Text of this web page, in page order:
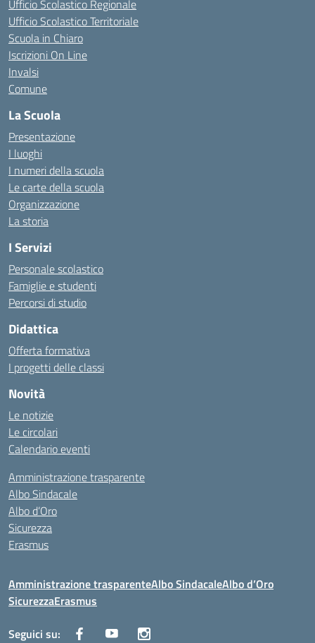
Ufficio Scolastico Regionale
Ufficio Scolastico Territoriale
Scuola in Chiaro
Iscrizioni On Line
Invalsi
Comune
La Scuola
Presentazione
I luoghi
I numeri della scuola
Le carte della scuola
Organizzazione
La storia
I Servizi
Personale scolastico
Famiglie e studenti
Percorsi di studio
Didattica
Offerta formativa
I progetti delle classi
Novità
Le notizie
Le circolari
Calendario eventi
Amministrazione trasparente
Albo Sindacale
Albo d’Oro
Sicurezza
Erasmus
Amministrazione trasparenteAlbo SindacaleAlbo d’Oro
SicurezzaErasmus
Seguici su: